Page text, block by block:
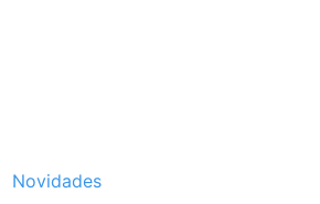
Novidades